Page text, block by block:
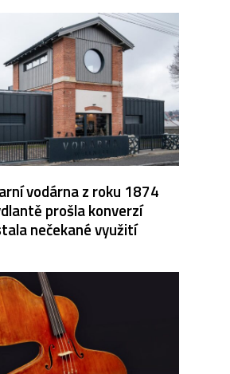
vodárna z roku 1874
prošla konverzí
nečekané využití